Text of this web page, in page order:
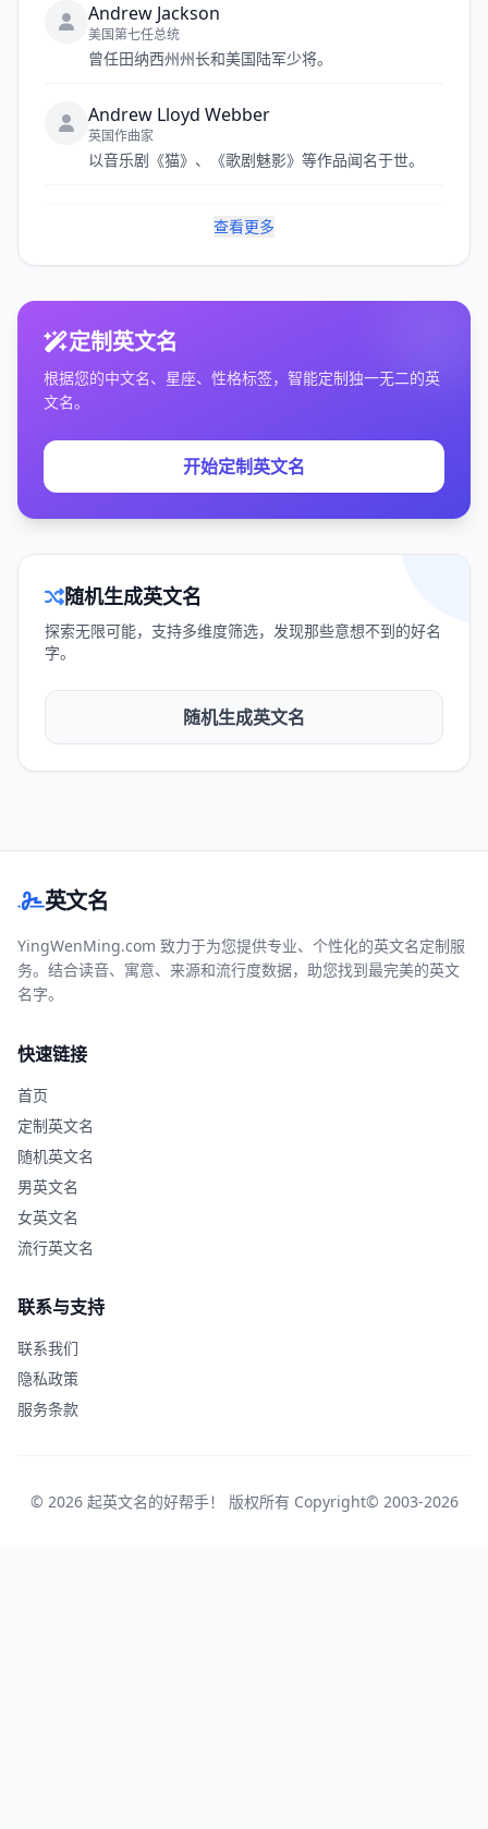
Andrew Jackson
美国第七任总统
曾任田纳西州州长和美国陆军少将。
Andrew Lloyd Webber
英国作曲家
以音乐剧《猫》、《歌剧魅影》等作品闻名于世。
查看更多
定制英文名
根据您的中文名、星座、性格标签，智能定制独一无二的英
文名。
开始定制英文名
随机生成英文名
探索无限可能，支持多维度筛选，发现那些意想不到的好名
字。
随机生成英文名
英文名
YingWenMing.com 致力于为您提供专业、个性化的英文名定制服
务。结合读音、寓意、来源和流行度数据，助您找到最完美的英文
名字。
快速链接
首页
定制英文名
随机英文名
男英文名
女英文名
流行英文名
联系与支持
联系我们
隐私政策
服务条款
© 2026 起英文名的好帮手！ 版权所有 Copyright© 2003-2026